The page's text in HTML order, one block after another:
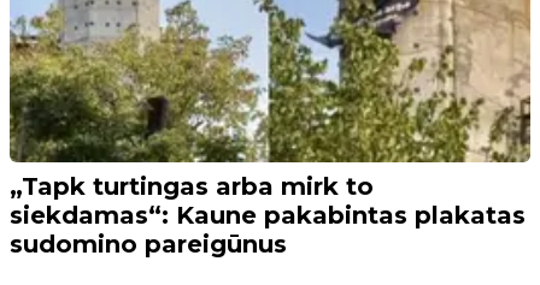
„Tapk turtingas arba mirk to
siekdamas“: Kaune pakabintas plakatas
sudomino pareigūnus